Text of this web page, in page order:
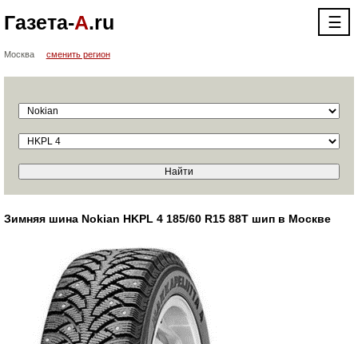
Газета-А.ru ☰
Москва сменить регион
Зимняя шина Nokian HKPL 4 185/60 R15 88T шип в Москве